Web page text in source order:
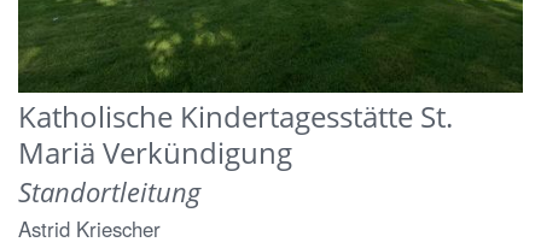
Katholische Kindertagesstätte St.
Mariä Verkündigung
Standortleitung
Astrid Kriescher